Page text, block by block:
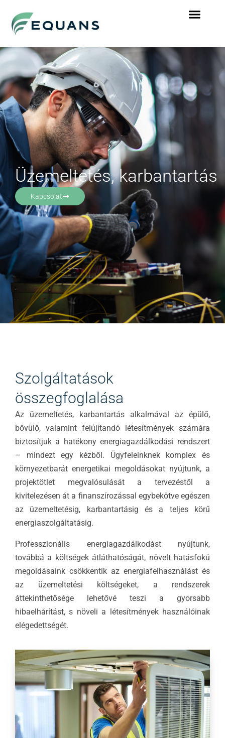
Üzemeltetés, karbantartás
Kapcsolat
Szolgáltatások
összegfoglalása
Az üzemeltetés, karbantartás alkalmával az épülő,
bővülő, valamint felújítandó létesítmények számára
biztosítjuk a hatékony energiagazdálkodási rendszert
– mindezt egy kézből. Ügyfeleinknek komplex és
környezetbarát energetikai megoldásokat nyújtunk, a
projektötlet megvalósulását a tervezéstől a
kivitelezésen át a finanszírozással egybekötve egészen
az üzemeltetésig, karbantartásig és a teljes körű
energiaszolgáltatásig.
Professzionális energiagazdálkodást nyújtunk,
továbbá a költségek átláthatóságát, növelt hatásfokú
megoldásaink csökkentik az energiafelhasználást és
az üzemeltetési költségeket, a rendszerek
áttekinthetősége lehetővé teszi a gyorsabb
hibaelhárítást, s növeli a létesítmények használóinak
elégedettségét.